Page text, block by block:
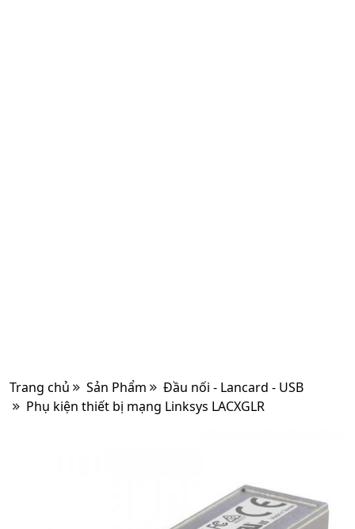
Trang chủ Sản Phẩm
Đầu nối - Lancard - USB
Phụ kiện thiết bị mạng Linksys LACXGLR